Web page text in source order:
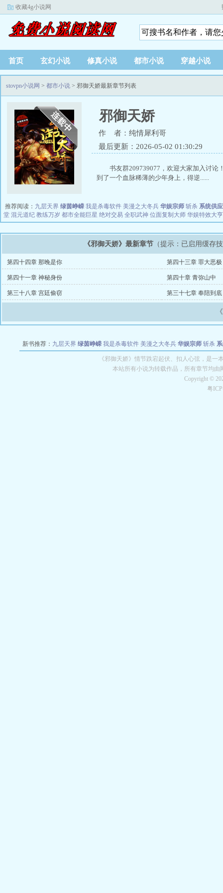
收藏4g小说网
首页 玄幻小说 修真小说 都市小说 穿越小说
stovpn小说网 > 都市小说 > 邪御天娇最新章节列表
邪御天娇
作 者：纯情犀利哥
最后更新：2026-05-02 01:30:29
书友群209739077，欢迎大家加入讨论
到了一个血脉稀薄的少年身上，得逆......
推荐阅读： 九层天界 绿茵峥嵘 我是杀毒软件 美漫之大冬兵 华娱宗师 斩杀 系统供
堂 混元道纪 教练万岁 都市全能巨星 绝对交易 全职武神 位面复制大师 华娱特效大亨
《邪御天娇》最新章节 （提示：已启用缓存
第四十四章 那晚是你 第四十三章 罪大恶极
第四十一章 神秘身份 第四十章 青弥山中
第三十八章 宫廷偷窃 第三十七章 奉陪到底
新书推荐： 九层天界 绿茵峥嵘 我是杀毒软件 美漫之大冬兵 华娱宗师 斩杀
教练万岁 都市全能巨星 绝对交易 全职武神 位面复
《邪御天娇》情节跌宕起伏、扣人心弦，是
本站所有小说为转载作品，所有章节均
Copyright ©
粤